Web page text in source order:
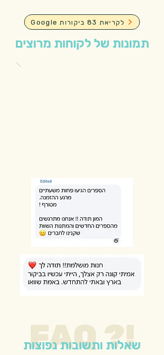
Google לקריאת 83 ביקורות
תמונות של לקוחות מרוצים
FAQ ?!
שאלות ותשובות נפוצות